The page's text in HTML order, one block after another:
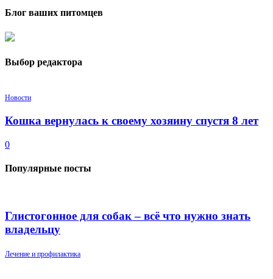
Блог ваших питомцев
Выбор редактора
Новости
Кошка вернулась к своему хозяину спустя 8 лет
0
Популярные посты
Глистогонное для собак – всё что нужно знать
владельцу
Лечение и профилактика